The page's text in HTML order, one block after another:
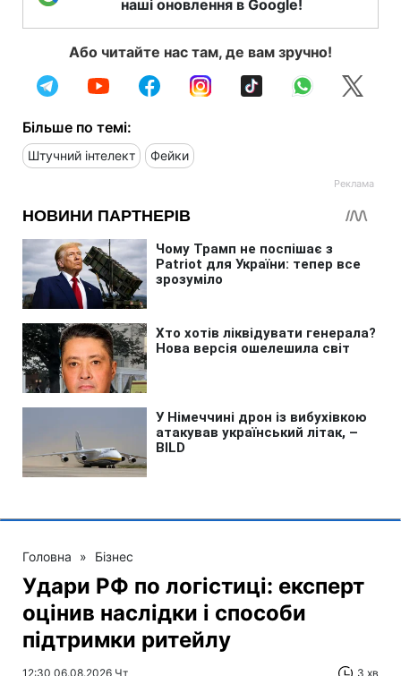
наші оновлення в Google!
Або читайте нас там, де вам зручно!
Більше по темі:
Штучний інтелект Фейки
Головна » Бізнес
Удари РФ по логістиці: експерт
оцінив наслідки і способи
підтримки ритейлу
12:30 06.08.2026 Чт 3 хв